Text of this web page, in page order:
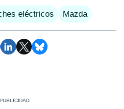
eléctricos Mazda